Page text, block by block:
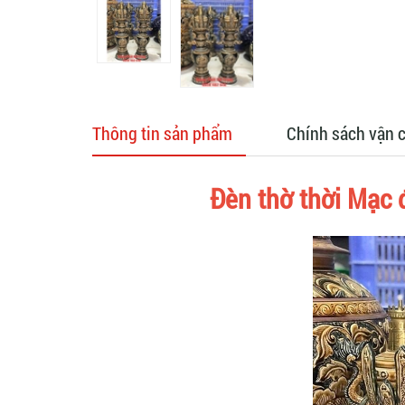
Thông tin sản phẩm Chính sách vận
Đèn thờ thời Mạc